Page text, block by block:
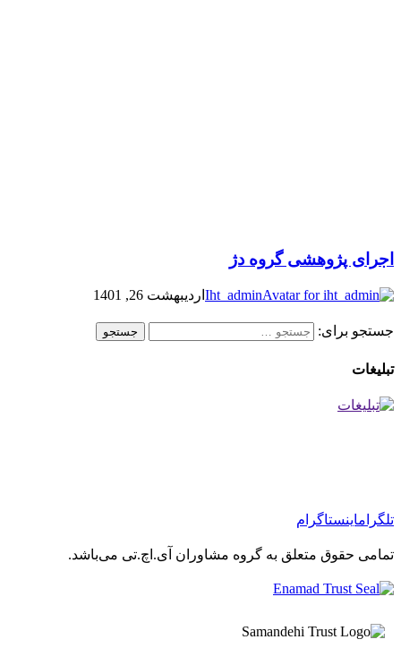
اجرای پژوهشی گروه دژ
Iht_admin اردیبهشت 26, 1401
جستجو برای:
تبلیغات
تلگراماینستاگرام
تمامی حقوق متعلق به گروه مشاوران آی.اچ.تی می‌باشد.